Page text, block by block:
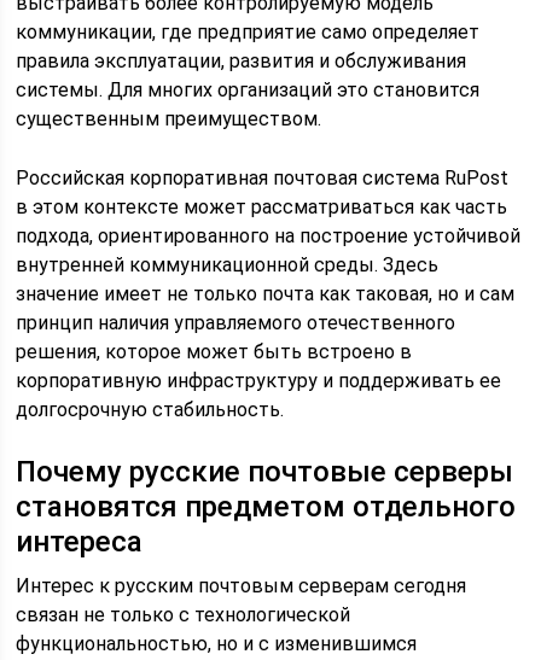
коммуникации, где предприятие само определяет
правила эксплуатации, развития и обслуживания
системы. Для многих организаций это становится
существенным преимуществом.
Российская корпоративная почтовая система RuPost
в этом контексте может рассматриваться как часть
подхода, ориентированного на построение устойчивой
внутренней коммуникационной среды. Здесь
значение имеет не только почта как таковая, но и сам
принцип наличия управляемого отечественного
решения, которое может быть встроено в
корпоративную инфраструктуру и поддерживать ее
долгосрочную стабильность.
Почему русские почтовые серверы
становятся предметом отдельного
интереса
Интерес к русским почтовым серверам сегодня
связан не только с технологической
функциональностью, но и с изменившимся